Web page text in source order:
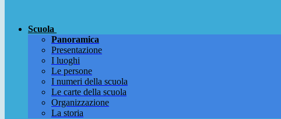
Scuola
Panoramica
Presentazione
I luoghi
Le persone
I numeri della scuola
Le carte della scuola
Organizzazione
La storia